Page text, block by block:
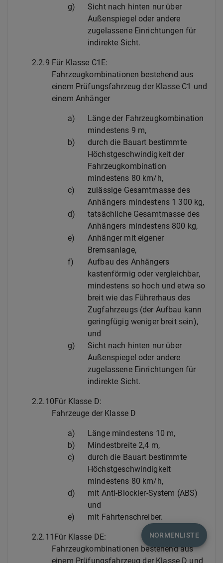
g)
Sicht nach hinten nur über
Außenspiegel oder andere
zugelassene Einrichtungen für
indirekte Sicht.
2.2.9 Für Klasse C1E:
Fahrzeugkombinationen bestehend aus
einem Prüfungsfahrzeug der Klasse C1 und
einem Anhänger
a)
Länge der Fahrzeugkombination
mindestens 9 m,
b)
durch die Bauart bestimmte
Höchstgeschwindigkeit der
Fahrzeugkombination
mindestens 80 km/h,
c)
zulässige Gesamtmasse des
Anhängers mindestens 1 300 kg,
d)
tatsächliche Gesamtmasse des
Anhängers mindestens 800 kg,
e)
Anhänger mit eigener
Bremsanlage,
f)
Aufbau des Anhängers
kastenförmig oder vergleichbar,
mindestens so hoch und etwa so
breit wie das Führerhaus des
Zugfahrzeugs (der Aufbau kann
geringfügig weniger breit sein),
und
g)
Sicht nach hinten nur über
Außenspiegel oder andere
zugelassene Einrichtungen für
indirekte Sicht.
2.2.10Für Klasse D:
Fahrzeuge der Klasse D
a)
Länge mindestens 10 m,
b)
Mindestbreite 2,4 m,
c)
durch die Bauart bestimmte
Höchstgeschwindigkeit
mindestens 80 km/h,
d)
mit Anti-Blockier-System (ABS)
und
e)
mit Fahrtenschreiber.
2.2.11 Für Klasse DE:
Fahrzeugkombinationen bestehend aus
einem Prüfungsfahrzeug der Klasse D und
NORMENLISTE